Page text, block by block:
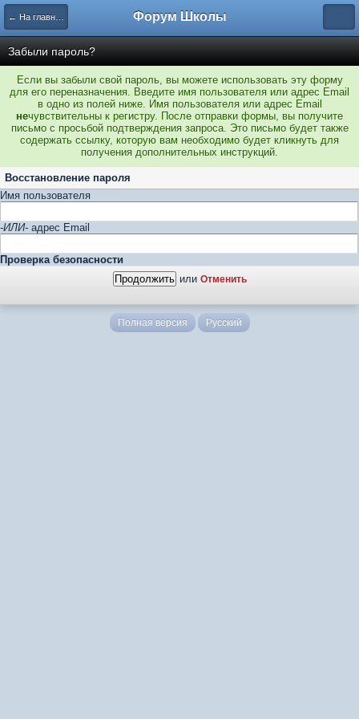
← На главную страницу Форум Школы
Забыли пароль?
Если вы забыли свой пароль, вы можете использовать эту форму
для его переназначения. Введите имя пользователя или адрес Email
в одно из полей ниже. Имя пользователя или адрес Email
нечувствительны к регистру. После отправки формы, вы получите
письмо с просьбой подтверждения запроса. Это письмо будет также
содержать ссылку, которую вам необходимо будет кликнуть для
получения дополнительных инструкций.
Восстановление пароля
Имя пользователя
-ИЛИ- адрес Email
Проверка безопасности
или Отменить
Полная версия Русский